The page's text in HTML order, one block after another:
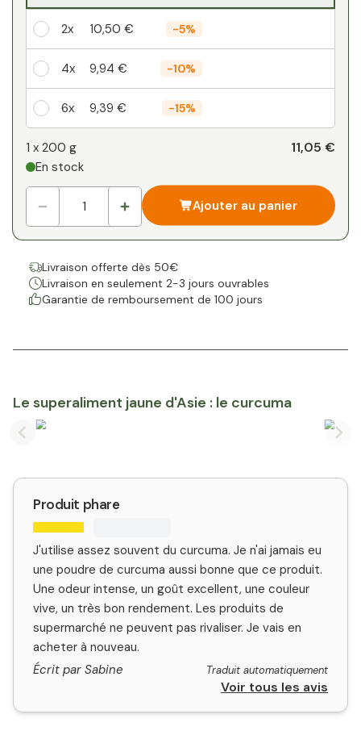
2x 10,50 € -5%
4x 9,94 € -10%
6x 9,39 € -15%
1x
1 x 200 g
En stock
11,05 €
Ajouter au panier
Livraison offerte dès 50€
Livraison en seulement 2-3 jours ouvrables
Garantie de remboursement de 100 jours
Le superaliment jaune d'Asie : le curcuma
Previous slide
Produit phare
J'utilise assez souvent du curcuma. Je n'ai jamais eu
une poudre de curcuma aussi bonne que ce produit.
Une odeur intense, un goût excellent, une couleur
vive, un très bon rendement. Les produits de
supermarché ne peuvent pas rivaliser. Je vais en
acheter à nouveau.
Écrit par Sabine
Traduit automatiquement
Voir tous les avis